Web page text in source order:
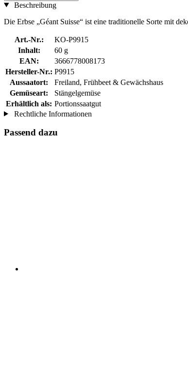
Beschreibung
Die Erbse „Géant Suisse“ ist eine traditionelle Sorte mit
Art.-Nr.:
KO-P9915
Inhalt:
60 g
EAN:
3666778008173
Hersteller-Nr.: P9915
Aussaatort:
Freiland, Frühbeet & Gewächshaus
Gemüseart:
Stängelgemüse
Erhältlich als: Portionssaatgut
Rechtliche Informationen
Passend dazu